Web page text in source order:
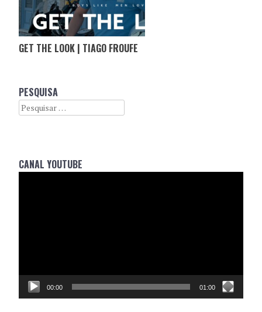
GET THE LOOK | TIAGO FROUFE
PESQUISA
Search
CANAL YOUTUBE
00:00 01:00